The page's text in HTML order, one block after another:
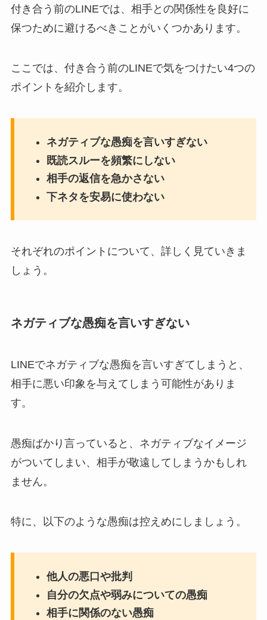
付き合う前のLINEでは、相手との関係性を良好に
保つために避けるべきことがいくつかあります。
ここでは、付き合う前のLINEで気をつけたい4つの
ポイントを紹介します。
ネガティブな愚痴を言いすぎない
既読スルーを頻繁にしない
相手の返信を急かさない
下ネタを安易に使わない
それぞれのポイントについて、詳しく見ていきま
しょう。
ネガティブな愚痴を言いすぎない
LINEでネガティブな愚痴を言いすぎてしまうと、
相手に悪い印象を与えてしまう可能性がありま
す。
愚痴ばかり言っていると、ネガティブなイメージ
がついてしまい、相手が敬遠してしまうかもしれ
ません。
特に、以下のような愚痴は控えめにしましょう。
他人の悪口や批判
自分の欠点や弱みについての愚痴
相手に関係のない愚痴